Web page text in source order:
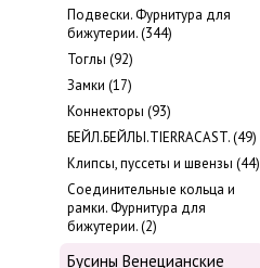
Подвески. Фурнитура для
бижутерии. (344)
Тоглы (92)
Замки (17)
Коннекторы (93)
БЕЙЛ.БЕЙЛЫ.TIERRACAST. (49)
Клипсы, пуссеты и швензы (44)
Соединительные кольца и
рамки. Фурнитура для
бижутерии. (2)
Бусины Венецианские